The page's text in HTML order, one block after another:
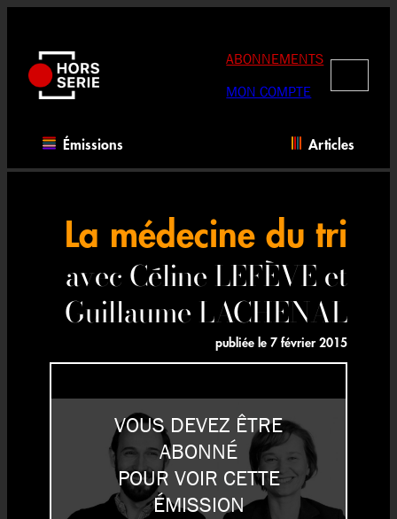
contenu
ABONNEMENTS
MON COMPTE
Émissions Articles
La médecine du tri
avec Céline LEFÈVE et
Guillaume LACHENAL
publiée le 7 février 2015
VOUS DEVEZ ÊTRE
ABONNÉ
POUR VOIR CETTE
ÉMISSION